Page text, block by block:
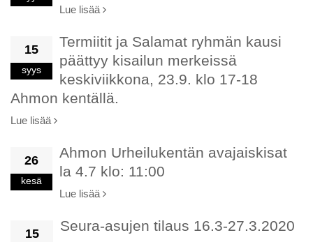
Lue lisää
15
syys
Termiitit ja Salamat ryhmän kausi
päättyy kisailun merkeissä
keskiviikkona, 23.9. klo 17-18
Ahmon kentällä.
Lue lisää
26
kesä
Ahmon Urheilukentän avajaiskisat
la 4.7 klo: 11:00
Lue lisää
15 Seura-asujen tilaus 16.3-27.3.2020